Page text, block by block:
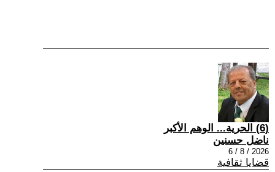
(6) الحرية... الوهم الأكبر
ناضل حسنين
2026 / 8 / 6
قضايا ثقافية